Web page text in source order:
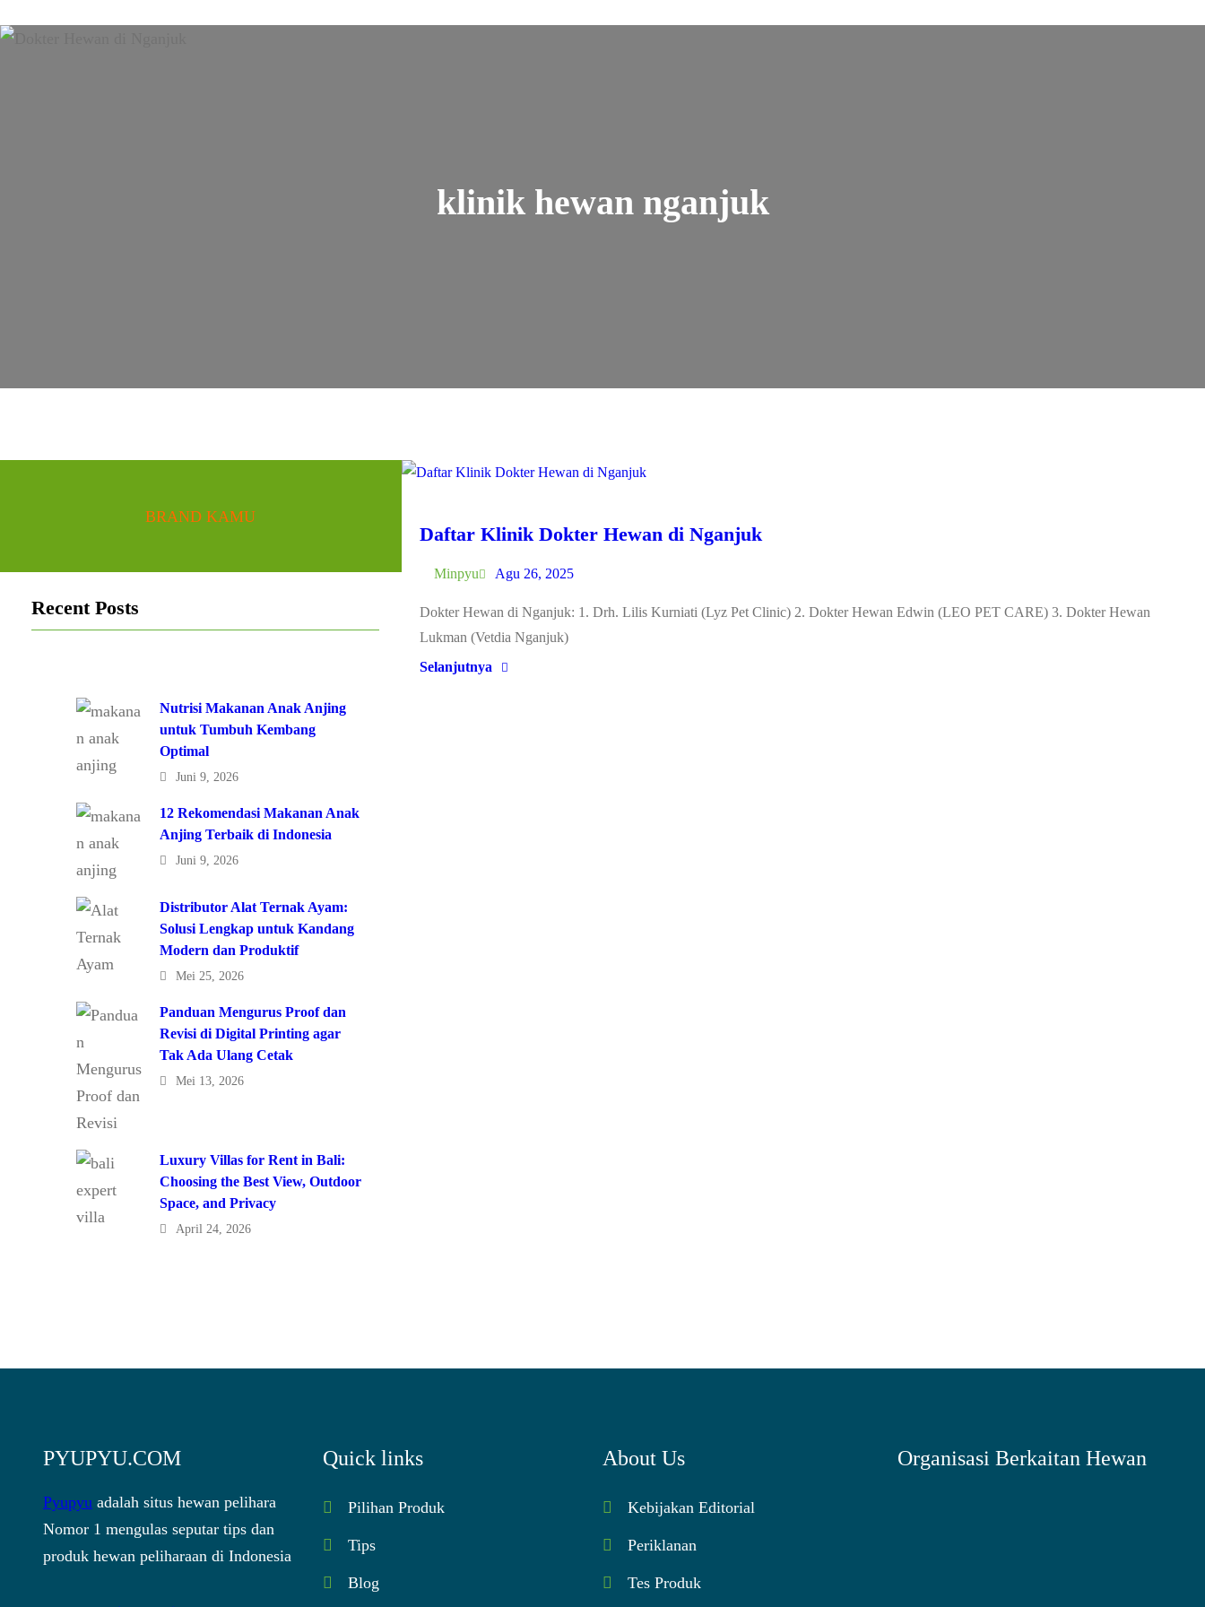
klinik hewan nganjuk
BRAND KAMU
Recent Posts
Nutrisi Makanan Anak Anjing
untuk Tumbuh Kembang
Optimal
Juni 9, 2026
12 Rekomendasi Makanan Anak
Anjing Terbaik di Indonesia
Juni 9, 2026
Distributor Alat Ternak Ayam:
Solusi Lengkap untuk Kandang
Modern dan Produktif
Mei 25, 2026
Panduan Mengurus Proof dan
Revisi di Digital Printing agar
Tak Ada Ulang Cetak
Mei 13, 2026
Luxury Villas for Rent in Bali:
Choosing the Best View, Outdoor
Space, and Privacy
April 24, 2026
Daftar Klinik Dokter Hewan di Nganjuk
Minpyu Agu 26, 2025
Dokter Hewan di Nganjuk: 1. Drh. Lilis Kurniati (Lyz Pet Clinic) 2. Dokter Hewan Edwin (LEO PET CARE) 3. Dokter Hewan
Lukman (Vetdia Nganjuk)
Selanjutnya
PYUPYU.COM
Pyupyu adalah situs hewan pelihara
Nomor 1 mengulas seputar tips dan
produk hewan peliharaan di Indonesia
Quick links
Pilihan Produk
Tips
Blog
About Us
Kebijakan Editorial
Periklanan
Tes Produk
Organisasi Berkaitan Hewan